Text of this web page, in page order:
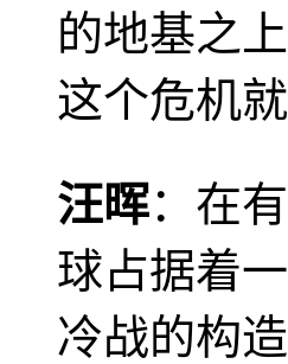
的地基之
这个危机
汪晖：在
球占据着
冷战的构